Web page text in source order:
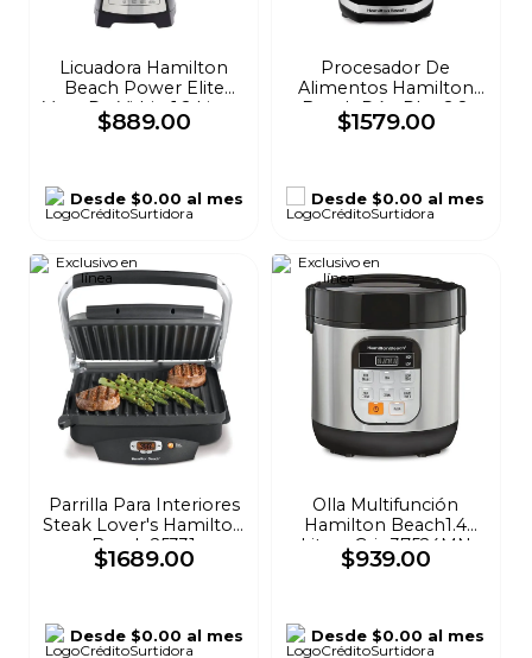
Licuadora Hamilton
Beach Power Elite
Vaso De Vidrio 1.2 Litros
Negra 58148-MXR
$889.00
Desde$0.00 al mes
Procesador De
Alimentos Hamilton
Beach Dúo Plus 2.8
Litros Negro 70580
$1579.00
Desde $0.00 al mes
Parrilla Para Interiores
Steak Lover's Hamilton
Beach 25331
$1689.00
Desde$0.00 al mes
Olla Multifunción
Hamilton Beach1.4
Litros Gris 37524MN
$939.00
Desde $0.00 al mes